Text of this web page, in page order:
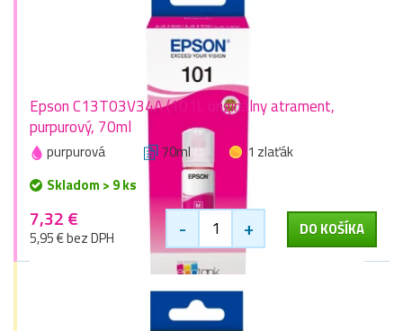
Epson C13T03V34A (101), originálny atrament,
purpurový, 70ml
purpurová 70ml
1 zlaťák
Skladom > 9 ks
7,32 €
5,95 € bez DPH - + DO KOŠÍKA